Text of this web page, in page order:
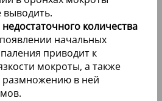
выводить.
количества
начальных
приводит к
мокроты, а также
размножению в ней